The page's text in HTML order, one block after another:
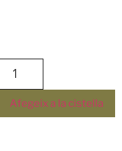
Afegeix a la cistella